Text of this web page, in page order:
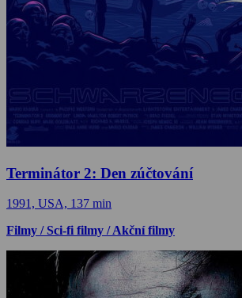
Terminátor 2: Den zúčtování
1991, USA, 137 min
Filmy / Sci-fi filmy / Akční filmy